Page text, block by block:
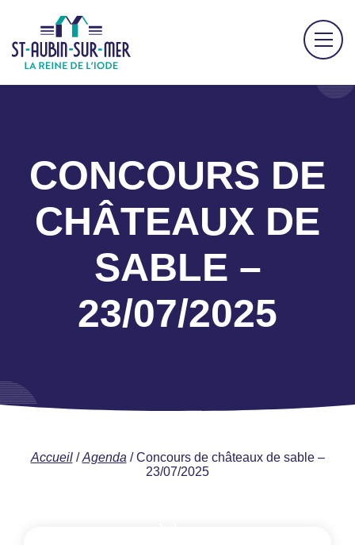
CONCOURS DE
CHÂTEAUX DE
SABLE –
23/07/2025
Accueil/Agenda/Concours de châteaux de sable –
23/07/2025